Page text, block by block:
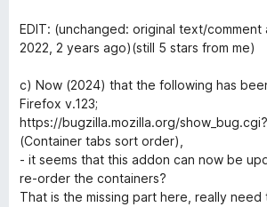
EDIT: (unchanged: original text/comment
2022, 2 years ago)(still 5 stars from me)
c) Now (2024) that the following has
Firefox v.123;
https://bugzilla.mozilla.org/
(Container tabs sort order),
- it seems that this addon can now be
re-order the containers?
That is the missing part here, really